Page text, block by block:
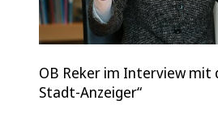
OB Reker im Interview mit
Stadt-Anzeiger“